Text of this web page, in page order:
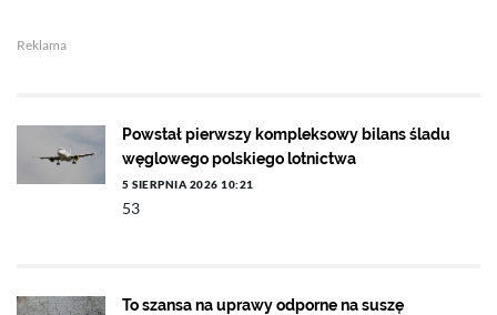
Reklama
Powstał pierwszy kompleksowy bilans śladu
węglowego polskiego lotnictwa
5 SIERPNIA 2026 10:21
53
To szansa na uprawy odporne na suszę